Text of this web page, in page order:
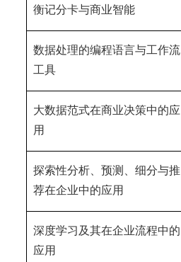
衡记分卡与商业智能
数据处理的编程语言与工作流
工具
大数据范式在商业决策中的应
用
探索性分析、预测、细分与推
荐在企业中的应用
深度学习及其在企业流程中的
应用